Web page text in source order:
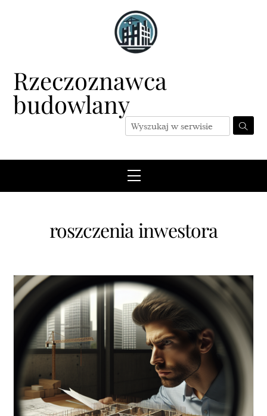
Rzeczoznawca
budowlany
Menu
roszczenia inwestora